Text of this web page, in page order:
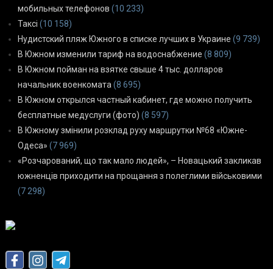
мобильных телефонов (10 233)
Таксі (10 158)
Нудистский пляж Южного в списке лучших в Украине (9 739)
В Южном изменили тариф на водоснабжение (8 809)
В Южном пойман на взятке свыше 4 тыс. долларов
начальник военкомата (8 695)
В Южном открылся частный кабинет, где можно получить
бесплатные медуслуги (фото) (8 597)
В Южному змінили розклад руху маршрутки №68 «Южне-
Одеса» (7 969)
«Розчарований, що так мало людей», – Новацький закликав
южненців приходити на прощання з полеглими військовими
(7 298)